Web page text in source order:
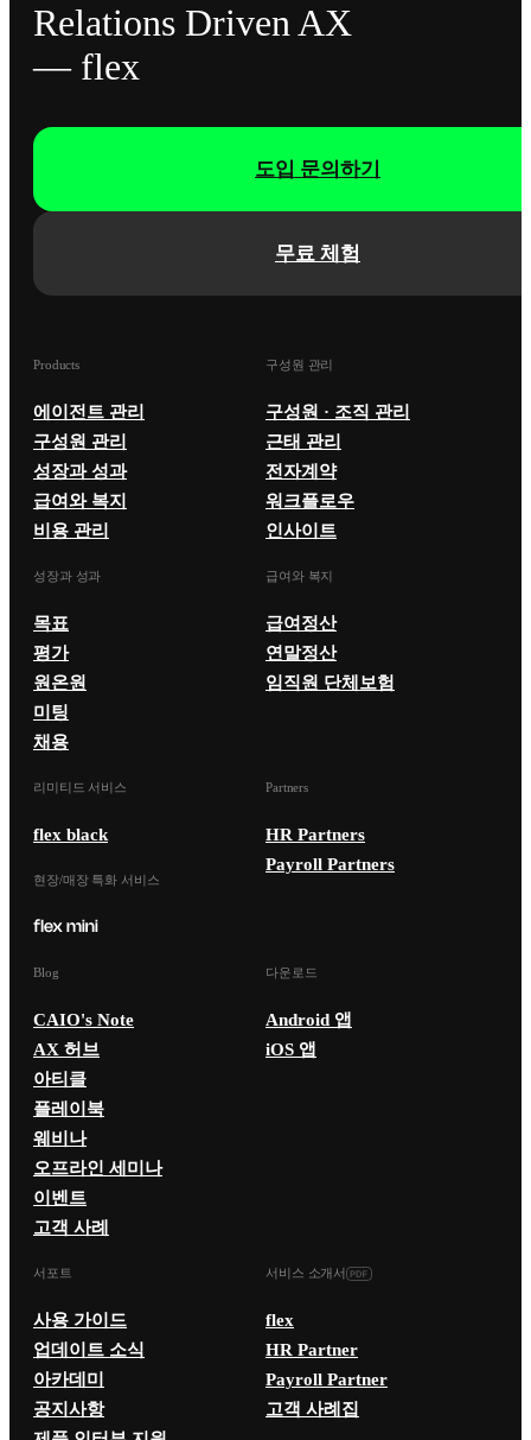
Relations Driven AX
— flex
무료 체험
도입 문의하기
Products
에이전트 관리
구성원 관리
성장과 성과
급여와 복지
비용 관리
구성원 관리
구성원 · 조직 관리
근태 관리
전자계약
워크플로우
인사이트
성장과 성과
목표
평가
원온원
미팅
채용
급여와 복지
급여정산
연말정산
임직원 단체보험
리미티드 서비스
flex black
현장/매장 특화 서비스
Partners
HR Partners
Payroll Partners
Blog
CAIO's Note
AX 허브
아티클
플레이북
웨비나
오프라인 세미나
이벤트
고객 사례
다운로드
Android 앱
iOS 앱
서포트
사용 가이드
업데이트 소식
아카데미
공지사항
서비스 소개서
flex
HR Partner
Payroll Partner
고객 사례집